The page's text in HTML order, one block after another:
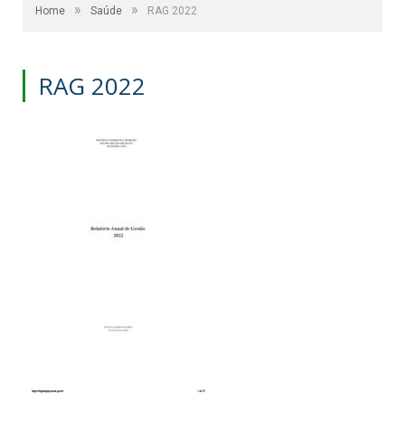
Home » Saúde » RAG 2022
RAG 2022